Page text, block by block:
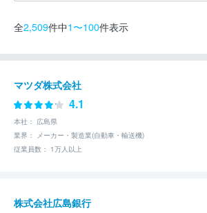
全2,509件中1〜100件表示
マツダ株式会社
4.1
本社： 広島県
業界： メーカー・製造業(自動車・輸送機)
従業員数： 1万人以上
株式会社広島銀行